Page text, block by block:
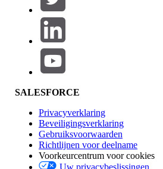
Productgebied
Invloed op functies
SALESFORCE
Privacyverklaring
Beveiligingsverklaring
Gebruiksvoorwaarden
Richtlijnen voor deelname
Voorkeurcentrum voor cookies
Uw privacybeslissingen